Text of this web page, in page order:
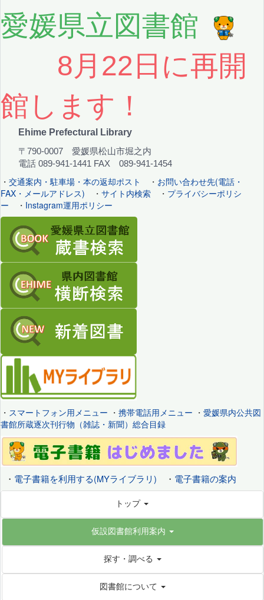
愛媛県立図書館
8月22日に再開
館します！
Ehime Prefectural Library
〒790-0007 愛媛県松山市堀之内
電話 089-941-1441 FAX 089-941-1454
・ 交通案内・駐車場・本の返却ポスト ・ お問い合わせ先(電話・
FAX・メールアドレス) ・ サイト内検索 ・ プライバシーポリシ
ー ・ Instagram運用ポリシー
・ スマートフォン用メニュー ・ 携帯電話用メニュー ・ 愛媛県内公共図
書館所蔵逐次刊行物（雑誌・新聞）総合目録
・ 電子書籍を利用する(MYライブラリ) ・ 電子書籍の案内
トップ
仮設図書館利用案内
探す・調べる
図書館について